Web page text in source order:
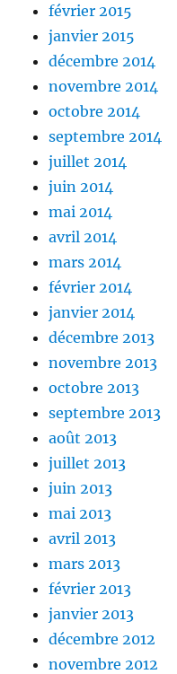
février 2015
janvier 2015
décembre 2014
novembre 2014
octobre 2014
septembre 2014
juillet 2014
juin 2014
mai 2014
avril 2014
mars 2014
février 2014
janvier 2014
décembre 2013
novembre 2013
octobre 2013
septembre 2013
août 2013
juillet 2013
juin 2013
mai 2013
avril 2013
mars 2013
février 2013
janvier 2013
décembre 2012
novembre 2012